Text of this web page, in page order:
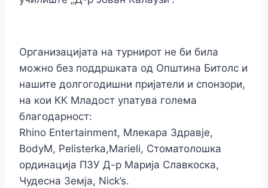
Организацијата на турнирот не би била
можно без поддршката од Општина Битолс и
нашите долгогодишни пријатели и спонзори,
на кои КК Младост упатува голема
благодарност:
Rhino Entertainment, Млекара Здравје,
BodyM, Pelisterka,Marieli, Стоматолошка
ординација ПЗУ Д-р Марија Славкоска,
Чудесна Земја, Nick’s.